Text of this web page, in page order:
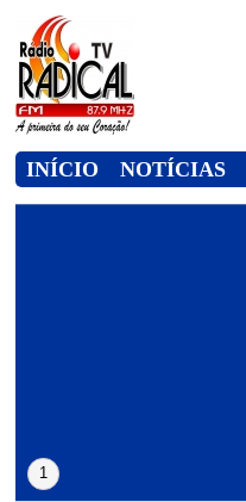
INÍCIO NOTÍCIAS
1